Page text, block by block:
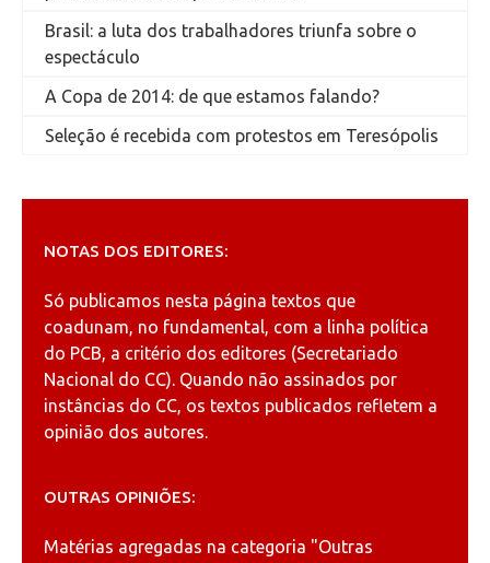
Brasil: a luta dos trabalhadores triunfa sobre o
espectáculo
A Copa de 2014: de que estamos falando?
Seleção é recebida com protestos em Teresópolis
NOTAS DOS EDITORES:
Só publicamos nesta página textos que
coadunam, no fundamental, com a linha política
do PCB, a critério dos editores (Secretariado
Nacional do CC). Quando não assinados por
instâncias do CC, os textos publicados refletem a
opinião dos autores.
OUTRAS OPINIÕES:
Matérias agregadas na categoria "Outras